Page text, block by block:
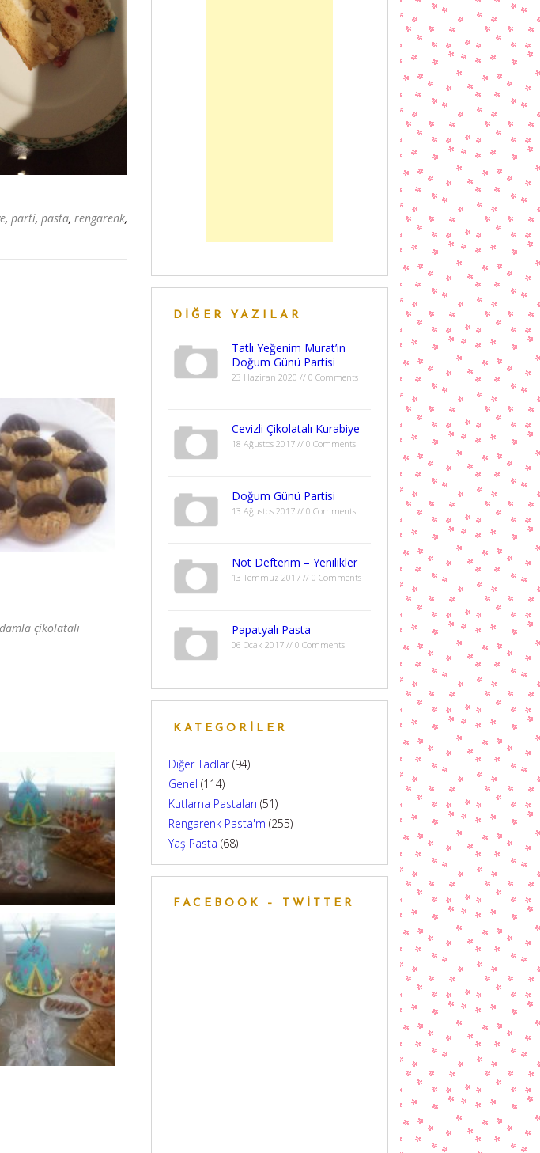
, parti, pasta, rengarenk,
damla çikolatalı
DIĞER YAZILAR
Tatlı Yeğenim Murat’ın
Doğum Günü Partisi
23 Haziran 2020 // 0 Comments
Cevizli Çikolatalı Kurabiye
18 Ağustos 2017 // 0 Comments
Doğum Günü Partisi
13 Ağustos 2017 // 0 Comments
Not Defterim – Yenilikler
13 Temmuz 2017 // 0 Comments
Papatyalı Pasta
06 Ocak 2017 // 0 Comments
KATEGORILER
Diğer Tadlar(94)
Genel (114)
Kutlama Pastaları (51)
Rengarenk Pasta'm (255)
Yaş Pasta (68)
FACEBOOK – TWITTER